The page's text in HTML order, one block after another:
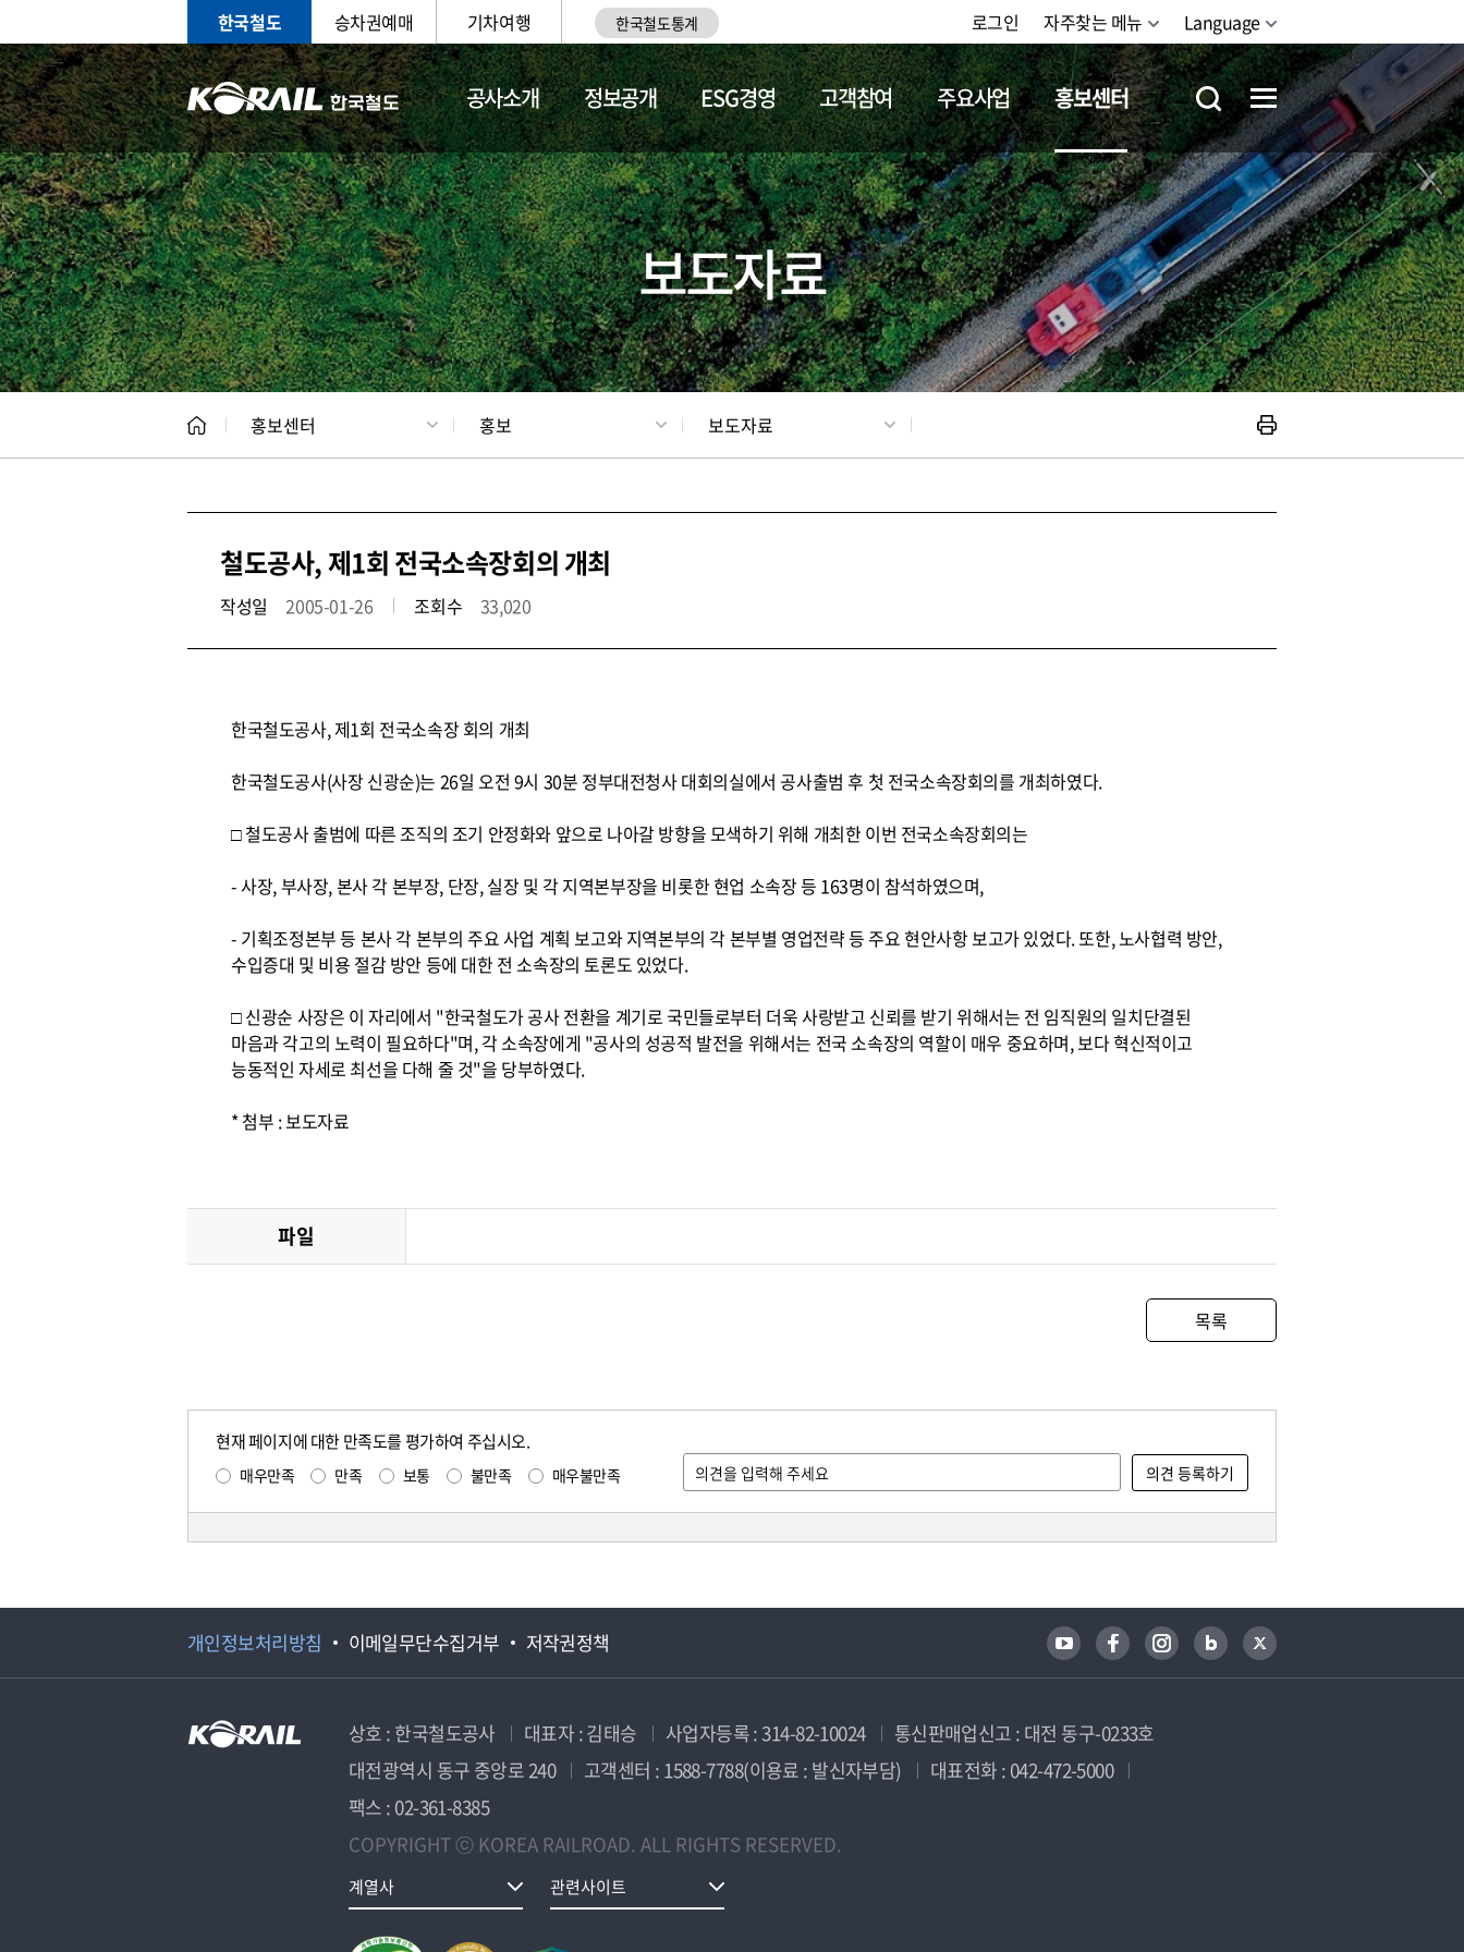
한국철도 승차권예매 기차여행 한국철도통계 로그인 자주찾는 메뉴 Language
공사소개 정보공개 ESG경영 고객참여 주요사업 홍보센터
홍보 문화사업 갤러리 기차소개 철도체험
보도자료
홍보센터 홍보 보도자료
철도공사, 제1회 전국소속장회의 개최
작성일 2005-01-26 조회수 33,020
한국철도공사, 제1회 전국소속장 회의 개최
한국철도공사(사장 신광순)는 26일 오전 9시 30분 정부대전청사 대회의실에서 공사출범 후 첫 전국소속장회의를 개최하였다.
□ 철도공사 출범에 따른 조직의 조기 안정화와 앞으로 나아갈 방향을 모색하기 위해 개최한 이번 전국소속장회의는
- 사장, 부사장, 본사 각 본부장, 단장, 실장 및 각 지역본부장을 비롯한 현업 소속장 등 163명이 참석하였으며,
- 기획조정본부 등 본사 각 본부의 주요 사업 계획 보고와 지역본부의 각 본부별 영업전략 등 주요 현안사항 보고가 있었다. 또한, 노사협력 방안,
수입증대 및 비용 절감 방안 등에 대한 전 소속장의 토론도 있었다.
□ 신광순 사장은 이 자리에서 "한국철도가 공사 전환을 계기로 국민들로부터 더욱 사랑받고 신뢰를 받기 위해서는 전 임직원의 일치단결된
마음과 각고의 노력이 필요하다"며, 각 소속장에게 "공사의 성공적 발전을 위해서는 전국 소속장의 역할이 매우 중요하며, 보다 혁신적이고
능동적인 자세로 최선을 다해 줄 것"을 당부하였다.
* 첨부 : 보도자료
파일
목록
현재 페이지에 대한 만족도를 평가하여 주십시오.
매우만족 만족 보통 불만족 매우불만족
개인정보처리방침 이메일무단수집거부 저작권정책
상호 : 한국철도공사 대표자 : 김태승 사업자등록 : 314-82-10024
통신판매업신고 : 대전 동구-0233호
대전광역시 동구 중앙로 240
고객센터 : 1588-7788(이용료 : 발신자부담)
대표전화 : 042-472-5000
팩스 : 02-361-8385
COPYRIGHT ⓒ KOREA RAILROAD. ALL RIGHTS RESERVED.
계열사 관련사이트